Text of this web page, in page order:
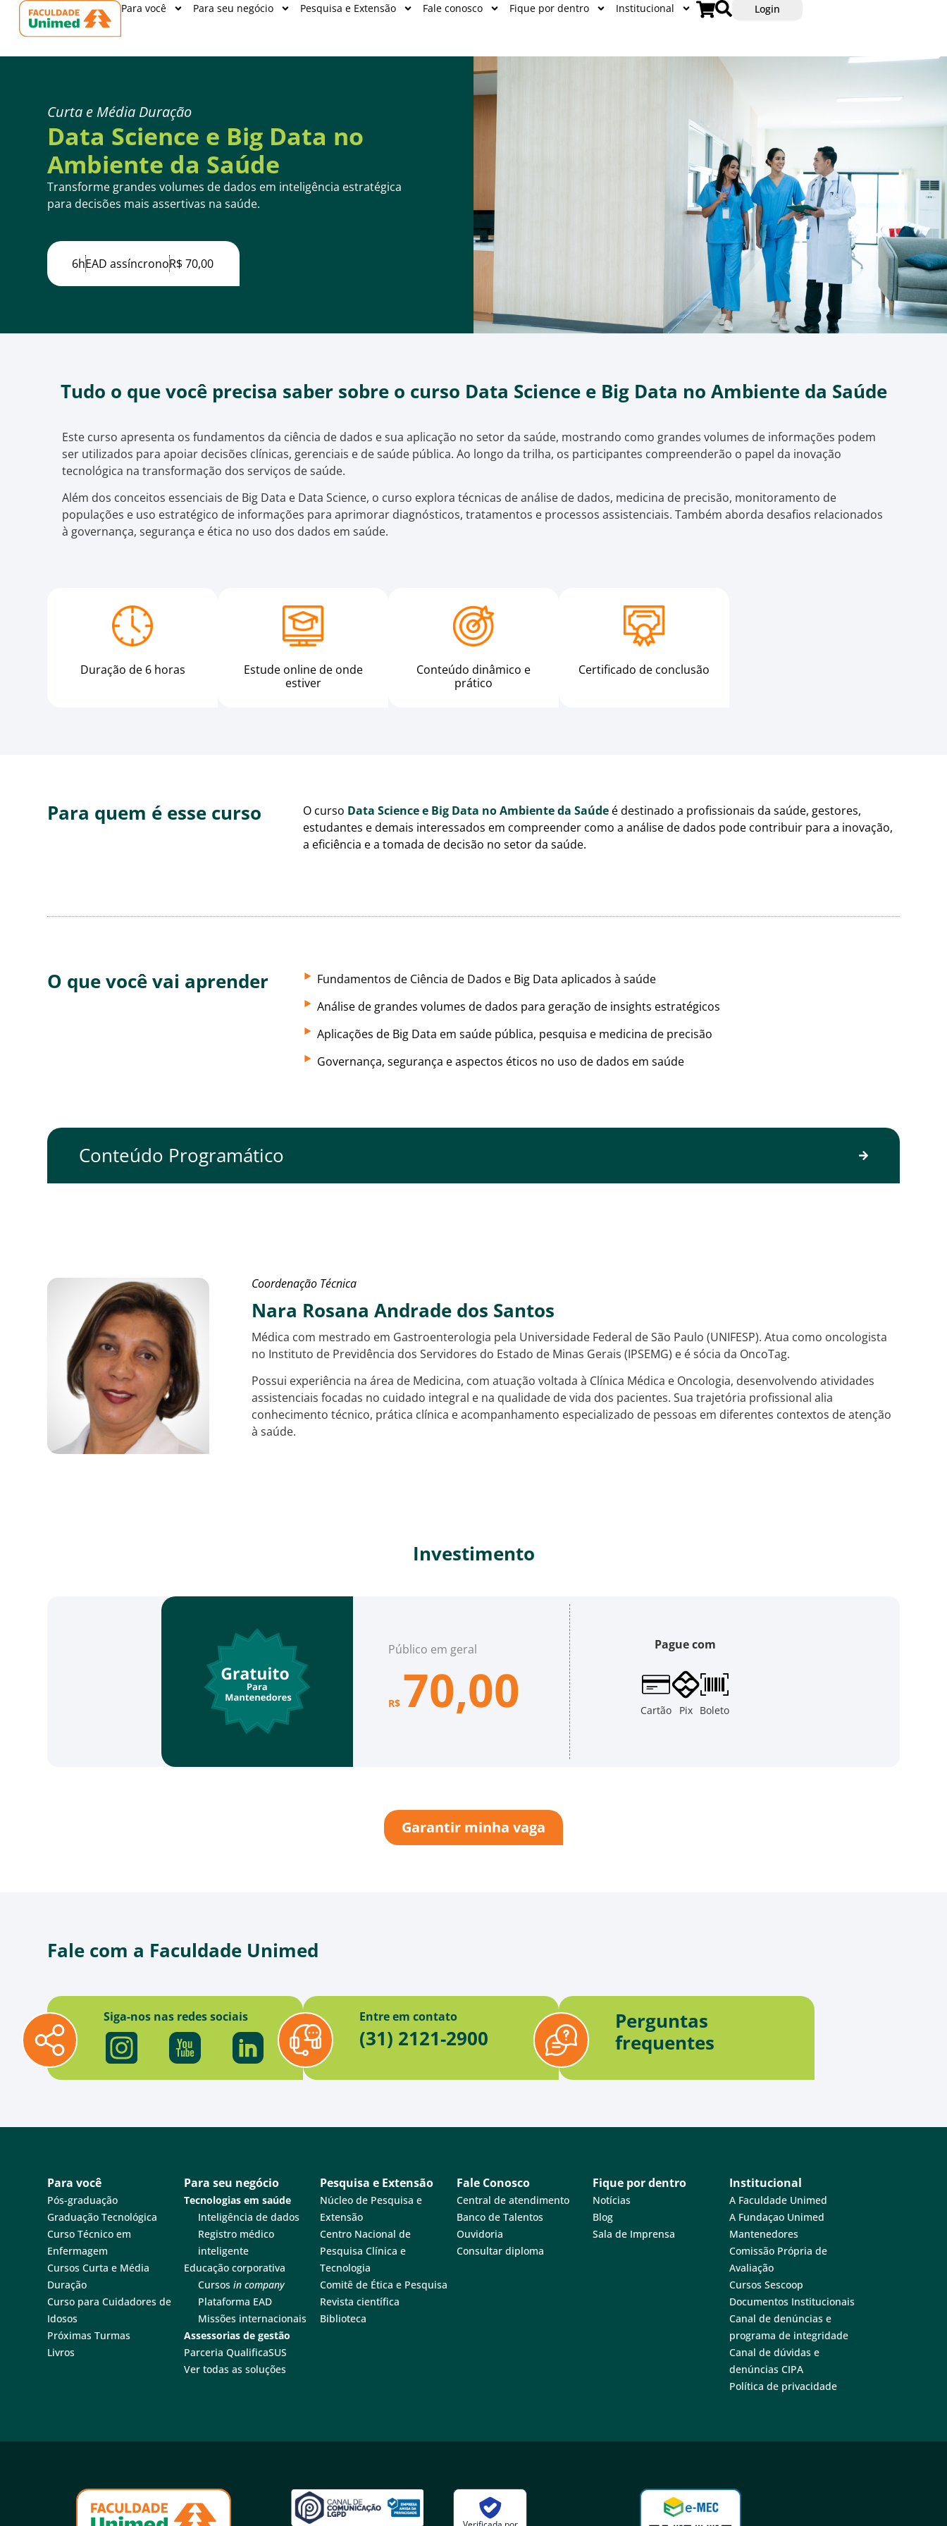
Para você Para seu negócio Pesquisa e Extensão Fale conosco Fique por dentro Institucional Login
Curta e Média Duração
Data Science e Big Data no
Ambiente da Saúde
Transforme grandes volumes de dados em inteligência estratégica
para decisões mais assertivas na saúde.
6hEAD assíncronoR$ 70,00
Tudo o que você precisa saber sobre o curso Data Science e Big Data no Ambiente da Saúde
Este curso apresenta os fundamentos da ciência de dados e sua aplicação no setor da saúde, mostrando como grandes volumes de informações podem
ser utilizados para apoiar decisões clínicas, gerenciais e de saúde pública. Ao longo da trilha, os participantes compreenderão o papel da inovação
tecnológica na transformação dos serviços de saúde.
Além dos conceitos essenciais de Big Data e Data Science, o curso explora técnicas de análise de dados, medicina de precisão, monitoramento de
populações e uso estratégico de informações para aprimorar diagnósticos, tratamentos e processos assistenciais. Também aborda desafios relacionados
à governança, segurança e ética no uso dos dados em saúde.
Duração de 6 horas
Estude online de onde
estiver
Conteúdo dinâmico e
prático
Certificado de conclusão
Para quem é esse curso O curso Data Science e Big Data no Ambiente da Saúde é destinado a profissionais da saúde, gestores,
estudantes e demais interessados em compreender como a análise de dados pode contribuir para a inovação,
a eficiência e a tomada de decisão no setor da saúde.
O que você vai aprender
Fundamentos de Ciência de Dados e Big Data aplicados à saúde
Análise de grandes volumes de dados para geração de insights estratégicos
Aplicações de Big Data em saúde pública, pesquisa e medicina de precisão
Governança, segurança e aspectos éticos no uso de dados em saúde
Conteúdo Programático
Coordenação Técnica
Nara Rosana Andrade dos Santos
Médica com mestrado em Gastroenterologia pela Universidade Federal de São Paulo (UNIFESP). Atua como oncologista
no Instituto de Previdência dos Servidores do Estado de Minas Gerais (IPSEMG) e é sócia da OncoTag.
Possui experiência na área de Medicina, com atuação voltada à Clínica Médica e Oncologia, desenvolvendo atividades
assistenciais focadas no cuidado integral e na qualidade de vida dos pacientes. Sua trajetória profissional alia
conhecimento técnico, prática clínica e acompanhamento especializado de pessoas em diferentes contextos de atenção
à saúde.
Investimento
Público em geral
R$ 70,00
Pague com
Cartão Pix Boleto
Garantir minha vaga
Fale com a Faculdade Unimed
Siga-nos nas redes sociais Entre em contato
(31) 2121-2900
Perguntas
frequentes
Para você
Pós-graduação
Graduação Tecnológica
Curso Técnico em
Enfermagem
Cursos Curta e Média
Duração
Curso para Cuidadores de
Idosos
Próximas Turmas
Livros
Para seu negócio
Tecnologias em saúde
Inteligência de dados
Registro médico
inteligente
Educação corporativa
Cursos in company
Plataforma EAD
Missões internacionais
Assessorias de gestão
Parceria QualificaSUS
Ver todas as soluções
Pesquisa e Extensão
Núcleo de Pesquisa e
Extensão
Centro Nacional de
Pesquisa Clínica e
Tecnologia
Comitê de Ética e Pesquisa
Revista científica
Biblioteca
Fale Conosco
Central de atendimento
Banco de Talentos
Ouvidoria
Consultar diploma
Fique por dentro
Notícias
Blog
Sala de Imprensa
Institucional
A Faculdade Unimed
A Fundaçao Unimed
Mantenedores
Comissão Própria de
Avaliação
Cursos Sescoop
Documentos Institucionais
Canal de denúncias e
programa de integridade
Canal de dúvidas e
denúncias CIPA
Política de privacidade